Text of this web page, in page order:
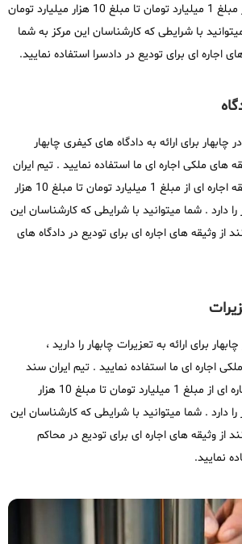
تامین وثیقه اجاره ای از مبلغ 1 میلیارد تومان تا مبلغ 10 هزار میلیارد تومان
با شرایطی که کارشناسان این مرکز به شما
اجاره ای برای تودیع در دادسرا استفاده نمایید.
چابهار برای ارائه به دادگاه های کیفری چابهار
های ملکی اجاره ای ما استفاده نمایید . تیم ایران
سند توانایی تامین وثیقه اجاره ای از مبلغ 1 میلیارد تومان تا مبلغ 10 هزار
را دارد . شما میتوانید با شرایطی که کارشناسان این
از وثیقه های اجاره ای برای تودیع در دادگاه های
برای ارائه به تعزیرات چابهار را دارید ،
اجاره ای ما استفاده نمایید . تیم ایران سند
توانایی تامین وثیقه اجاره ای از مبلغ 1 میلیارد تومان تا مبلغ 10 هزار
را دارد . شما میتوانید با شرایطی که کارشناسان این
از وثیقه های اجاره ای برای تودیع در محاکم
نمایید.